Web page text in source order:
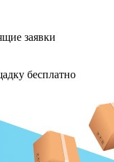
заявки
бесплатно